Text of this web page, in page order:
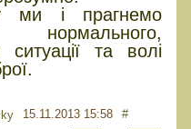
ми і прагнемо
ситуації та волі
15.11.2013 15:58 #